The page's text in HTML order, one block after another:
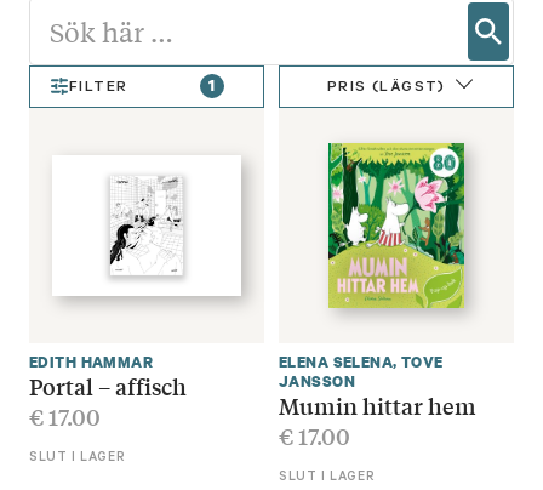
FILTER 1 PRIS (LÄGST)
EDITH HAMMAR
Portal – affisch
€17.00
SLUT I LAGER
ELENA SELENA, TOVE
JANSSON
Mumin hittar hem
€17.00
SLUT I LAGER